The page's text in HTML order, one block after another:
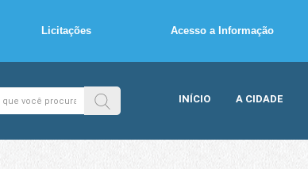
Licitações Acesso a Informação
INÍCIO A CIDADE